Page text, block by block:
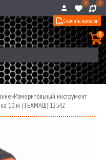
0 0
0
Скачать каталог
»Измерительный инструмент
10 м (ТЕХМАШ) 12542